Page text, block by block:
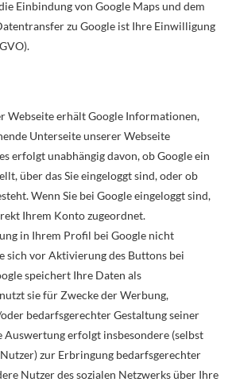
Einbindung von Google Maps und dem
zu Google ist Ihre Einwilligung
Webseite erhält Google Informationen,
Unterseite unserer Webseite
erfolgt unabhängig davon, ob Google ein
über das Sie eingeloggt sind, oder ob
Wenn Sie bei Google eingeloggt sind,
Ihrem Konto zugeordnet.
in Ihrem Profil bei Google nicht
sich vor Aktivierung des Buttons bei
speichert Ihre Daten als
sie für Zwecke der Werbung,
bedarfsgerechter Gestaltung seiner
Auswertung erfolgt insbesondere (selbst
zur Erbringung bedarfsgerechter
Nutzer des sozialen Netzwerks über Ihre